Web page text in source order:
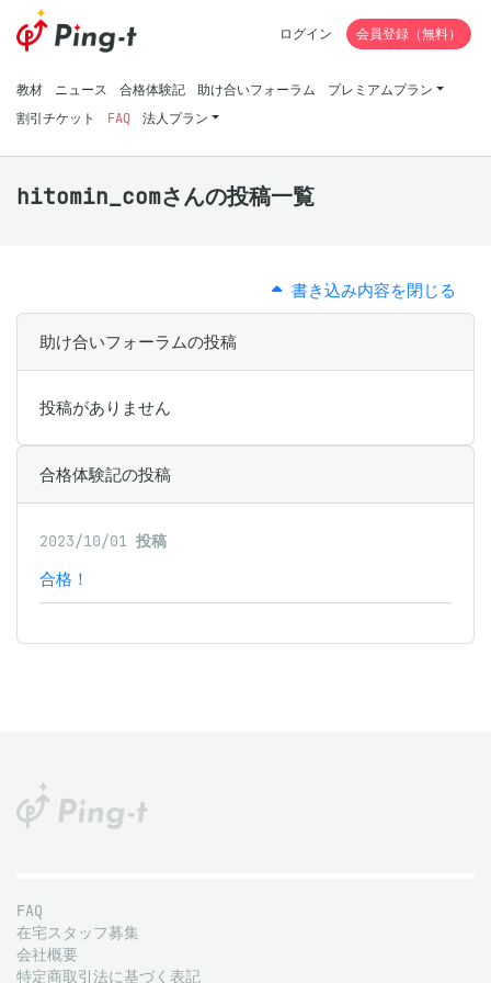
教材 ニュース 合格体験記 助け合いフォーラム
プレミアムプラン
割引チケット
FAQ 法人プラン
ログイン 会員登録（無料）
hitomin_comさんの投稿一覧
書き込み内容を閉じる
助け合いフォーラムの投稿
投稿がありません
合格体験記の投稿
2023/10/01 投稿
合格！
FAQ
在宅スタッフ募集
会社概要
特定商取引法に基づく表記